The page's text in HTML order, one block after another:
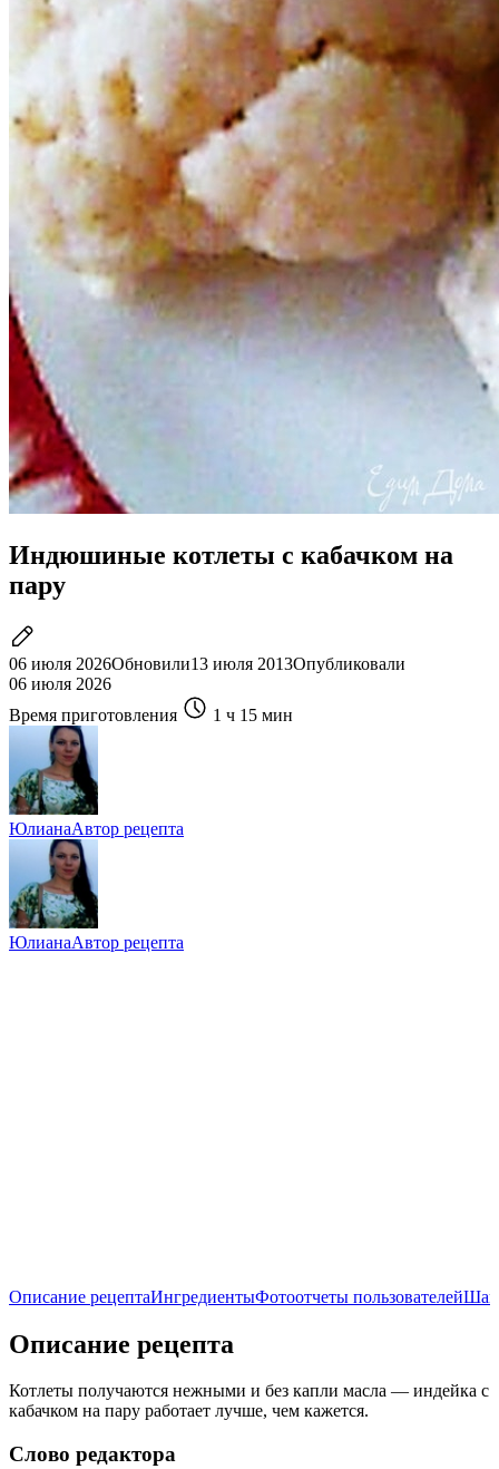
Индюшиные котлеты с кабачком на
пару
06 июля 2026Обновили13 июля 2013Опубликовали
06 июля 2026
Время приготовления
1 ч 15 мин
ЮлианаАвтор рецепта
ЮлианаАвтор рецепта
Описание рецептаИнгредиентыФотоотчеты пользователей
Описание рецепта
Котлеты получаются нежными и без капли масла — индейка с
кабачком на пару работает лучше, чем кажется.
Слово редактора